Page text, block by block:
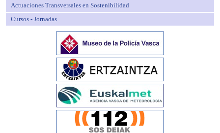
Actuaciones Transversales en Sostenibilidad
Cursos - Jornadas